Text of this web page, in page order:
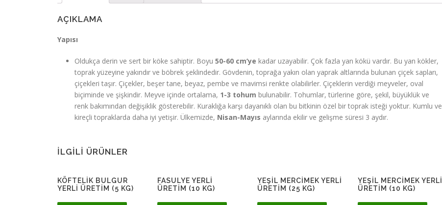
AÇIKLAMA
Yapısı
Oldukça derin ve sert bir köke sahiptir. Boyu 50-60 cm’ye kadar uzayabilir. Çok fazla yan kökü vardır. Bu yan kökler,
toprak yüzeyine yakındır ve böbrek şeklindedir. Gövdenin, toprağa yakın olan yaprak altlarında bulunan çiçek sapları,
çiçekleri taşır. Çiçekler, beşer tane, beyaz, pembe ve mavimsi renkte olabilirler. Çiçeklerin verdiği meyveler, oval
biçiminde ve şişkindir. Meyve içinde ortalama, 1-3 tohum bulunabilir. Tohumlar, türlerine göre, şekil, büyüklük ve
renk bakımından değişiklik gösterebilir. Kuraklığa karşı dayanıklı olan bu bitkinin özel bir toprak isteği yoktur. Kumlu ve
kireçli topraklarda daha iyi yetişir. Ülkemizde, Nisan-Mayıs aylarında ekilir ve gelişme süresi 3 aydır.
İLGILI ÜRÜNLER
KÖFTELIK BULGUR
YERLI ÜRETIM (5 KG)
FASULYE YERLI
ÜRETIM (10 KG)
YEŞIL MERCIMEK YERLI
ÜRETIM (25 KG)
YEŞIL MERCIMEK YERLI
ÜRETIM (10 KG)